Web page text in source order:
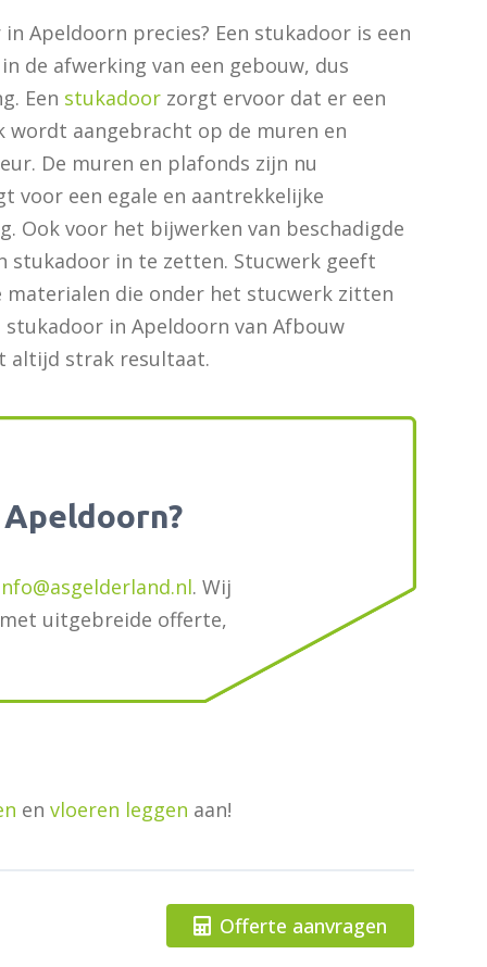
Apeldoorn precies? Een stukadoor is een
de afwerking van een gebouw, dus
Een stukadoor zorgt ervoor dat er een
wordt aangebracht op de muren en
De muren en plafonds zijn nu
voor een egale en aantrekkelijke
Ook voor het bijwerken van beschadigde
stukadoor in te zetten. Stucwerk geeft
materialen die onder het stucwerk zitten
in Apeldoorn van Afbouw
altijd strak resultaat.
. Wij
uitgebreide offerte,
envloeren leggen aan!
Offerte aanvragen